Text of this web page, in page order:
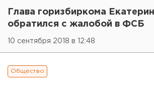
Глава горизбиркома
обратился с жалобой в ФСБ
10 сентября 2018 в 12:48
Общество